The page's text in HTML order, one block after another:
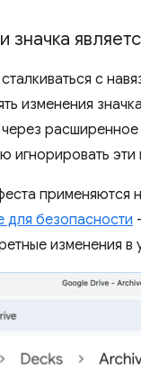
значка
с
изменения
игнорировать эти
применяются
безопасности
изменения